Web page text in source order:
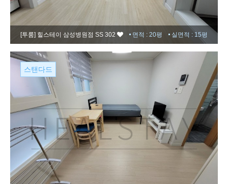
[투룸] 힐스테이 삼성병원점 SS 302 면적 : 20평 실면적 : 15평
스탠다드